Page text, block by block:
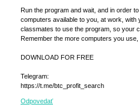
Run the program and wait, and in order
computers available to you, at work,
classmates to use the program, so your
Remember the more computers you
DOWNLOAD FOR FREE
Telegram:
https://t.me/btc_profit_search
Odpovedať